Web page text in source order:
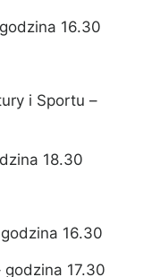
16.30
i Sportu –
18.30
16.30
17.30